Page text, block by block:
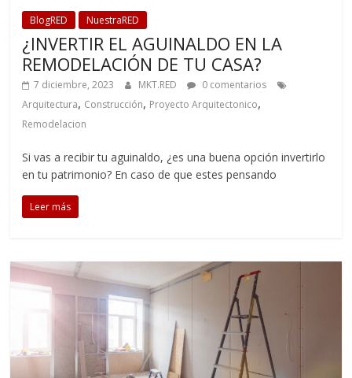
BlogRED NuestraRED
¿INVERTIR EL AGUINALDO EN LA
REMODELACIÓN DE TU CASA?
7 diciembre, 2023 MKT.RED
0 comentarios
Arquitectura, Construcción, Proyecto Arquitectonico,
Remodelacion
Si vas a recibir tu aguinaldo, ¿es una buena opción invertirlo
en tu patrimonio? En caso de que estes pensando
Leer más